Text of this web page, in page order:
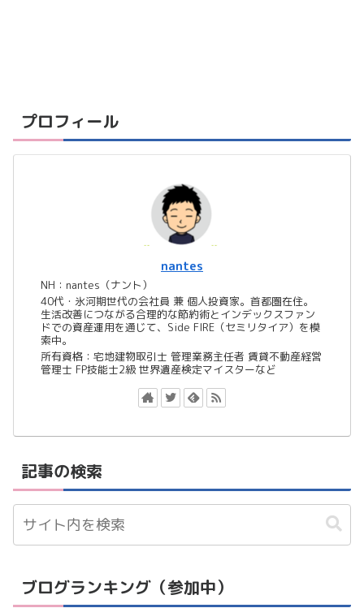
プロフィール
nantes
NH：nantes（ナント）
40代・氷河期世代の会社員 兼 個人投資家。首都圏在住。
生活改善につながる合理的な節約術とインデックスファン
ドでの資産運用を通じて、Side FIRE（セミリタイア）を模
索中。
所有資格：宅地建物取引士 管理業務主任者 賃貸不動産経営
管理士 FP技能士2級 世界遺産検定マイスターなど
記事の検索
ブログランキング（参加中）